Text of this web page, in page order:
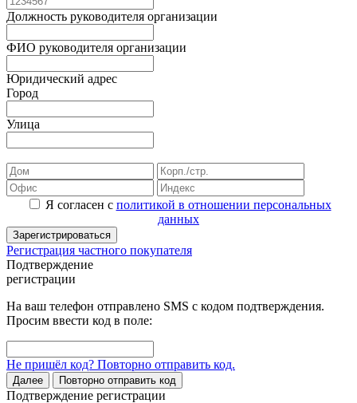
Должность руководителя организации
ФИО руководителя организации
Юридический адрес
Город
Улица
Я согласен с политикой в отношении персональных
данных
Зарегистрироваться
Регистрация частного покупателя
Подтверждение
регистрации
На ваш телефон отправлено SMS с кодом подтверждения.
Просим ввести код в поле:
Не пришёл код? Повторно отправить код.
Далее Повторно отправить код
Подтверждение регистрации